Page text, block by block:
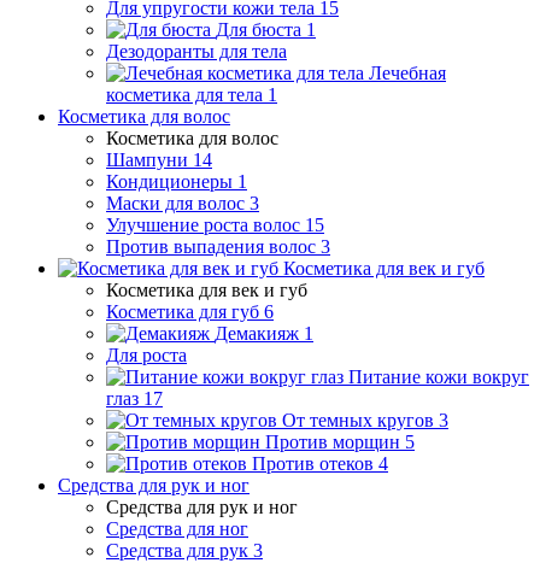
Для упругости кожи тела 15
Для бюста 1
Дезодоранты для тела
Лечебная
косметика для тела 1
Косметика для волос
Косметика для волос
Шампуни 14
Кондиционеры 1
Маски для волос 3
Улучшение роста волос 15
Против выпадения волос 3
Косметика для век и губ
Косметика для век и губ
Косметика для губ 6
Демакияж 1
Для роста
Питание кожи вокруг
глаз 17
От темных кругов 3
Против морщин 5
Против отеков 4
Средства для рук и ног
Средства для рук и ног
Средства для ног
Средства для рук 3